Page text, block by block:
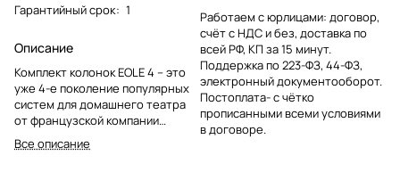
Гарантийный срок: 1
Описание
Комплект колонок EOLE 4 – это
уже 4-е поколение популярных
систем для домашнего театра
от французской компании
Cabasse. Для нее инженеры
Cabasse сконструировали новый
Все описание
Работаем с юрлицами: договор,
счёт с НДС и без, доставка по
всей РФ, КП за 15 минут.
Поддержка по 223-ФЗ, 44-ФЗ,
электронный документооборот.
Постоплата- с чётко
прописанными всеми условиями
в договоре.